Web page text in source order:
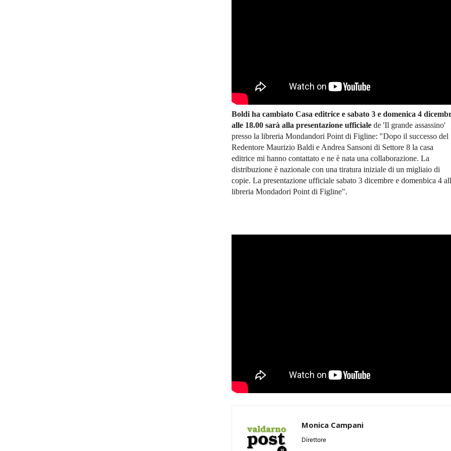
Boldi ha cambiato Casa editrice e sabato 3 e domenica 4
alle 18.00 sarà alla presentazione ufficiale de 'Il grande assassino'
presso la libreria Mondandori Point di Figline: "Dopo il successo del
Redentore Maurizio Baldi e Andrea Sansoni di Settore 8 la casa
editrice mi hanno contattato e ne è nata una collaborazione. La
distribuzione è nazionale con una tiratura iniziale di un migliaio di
copie. La presentazione ufficiale sabato 3 dicembre e domenbica 4
libreria Mondadori Point di Figline".
Monica Campani
Direttore